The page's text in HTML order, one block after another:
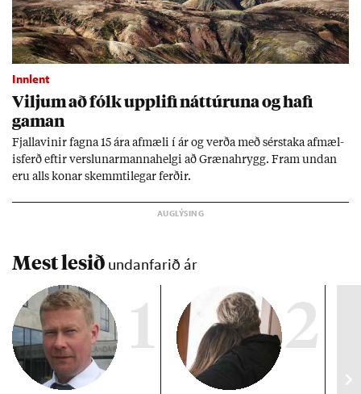
Innlent
Vilj­um að fólk upp­lifi nátt­úr­una og hafi
gam­an
Fjalla­vin­ir fagna 15 ára af­mæli í ár og verða með sér­staka af­mæl­
is­ferð eft­ir versl­un­ar­manna­helgi að Græna­hrygg. Fram und­an
eru alls kon­ar skemmti­leg­ar ferð­ir.
Mest lesið undanfarið ár
1 2